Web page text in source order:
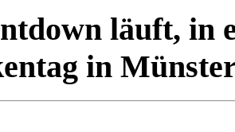
läuft, in
in